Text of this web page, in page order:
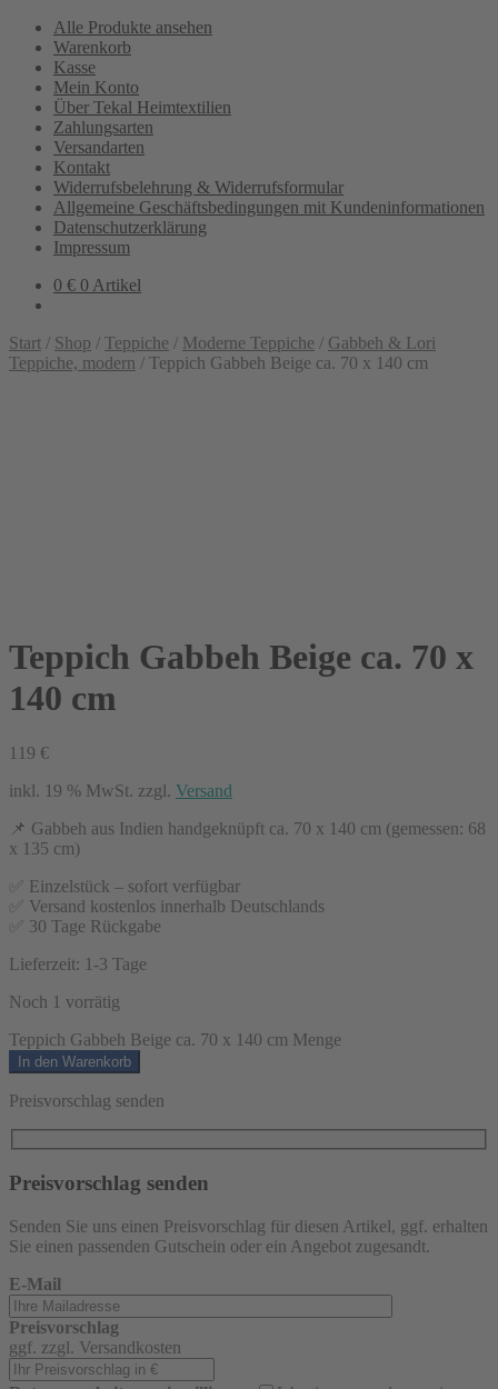
Alle Produkte ansehen
Warenkorb
Kasse
Mein Konto
Über Tekal Heimtextilien
Zahlungsarten
Versandarten
Kontakt
Widerrufsbelehrung & Widerrufsformular
Allgemeine Geschäftsbedingungen mit Kundeninformationen
Datenschutzerklärung
Impressum
0 € 0 Artikel
Start / Shop / Teppiche / Moderne Teppiche / Gabbeh & Lori
Teppiche, modern / Teppich Gabbeh Beige ca. 70 x 140 cm
Teppich Gabbeh Beige ca. 70 x
140 cm
119 €
inkl. 19 % MwSt. zzgl. Versand
📌 Gabbeh aus Indien handgeknüpft ca. 70 x 140 cm (gemessen: 68
x 135 cm)
✅ Einzelstück – sofort verfügbar
✅ Versand kostenlos innerhalb Deutschlands
✅ 30 Tage Rückgabe
Lieferzeit: 1-3 Tage
Noch 1 vorrätig
Teppich Gabbeh Beige ca. 70 x 140 cm Menge
In den Warenkorb
Preisvorschlag senden
Preisvorschlag senden
Senden Sie uns einen Preisvorschlag für diesen Artikel, ggf. erhalten
Sie einen passenden Gutschein oder ein Angebot zugesandt.
E-Mail
Preisvorschlag
ggf. zzgl. Versandkosten